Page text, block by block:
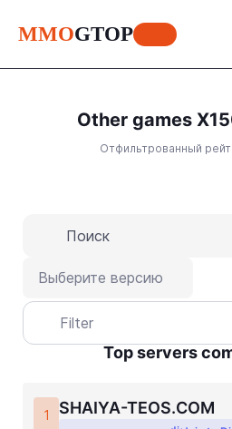
MMOGTOP
Perfect
Jade
Other
Jade
Other games
Отфильтрованный
Выберите версию
Filter
Top servers
1 SHAIYA-TEOS.COM